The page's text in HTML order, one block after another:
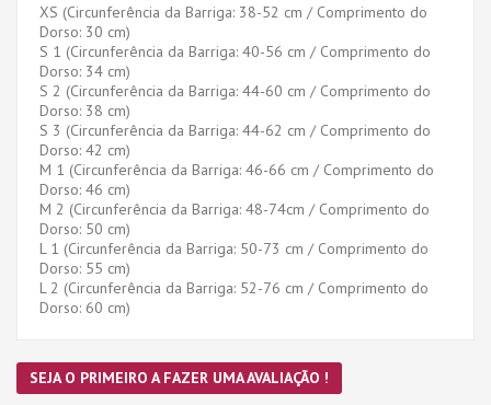
XS (Circunferência da Barriga: 38-52 cm / Comprimento do
Dorso: 30 cm)
S 1 (Circunferência da Barriga: 40-56 cm / Comprimento do
Dorso: 34 cm)
S 2 (Circunferência da Barriga: 44-60 cm / Comprimento do
Dorso: 38 cm)
S 3 (Circunferência da Barriga: 44-62 cm / Comprimento do
Dorso: 42 cm)
M 1 (Circunferência da Barriga: 46-66 cm / Comprimento do
Dorso: 46 cm)
M 2 (Circunferência da Barriga: 48-74cm / Comprimento do
Dorso: 50 cm)
L 1 (Circunferência da Barriga: 50-73 cm / Comprimento do
Dorso: 55 cm)
L 2 (Circunferência da Barriga: 52-76 cm / Comprimento do
Dorso: 60 cm)
SEJA O PRIMEIRO A FAZER UMA AVALIAÇÃO !